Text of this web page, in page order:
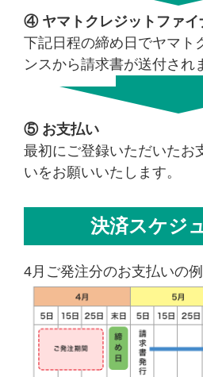
④ ヤマトクレジットファイ
下記日程の締め日でヤマト
ンスから請求書が送付され
⑤ お支払い
最初にご登録いただいたお
いをお願いいたします。
決済スケジ
4月ご発注分のお支払いの例